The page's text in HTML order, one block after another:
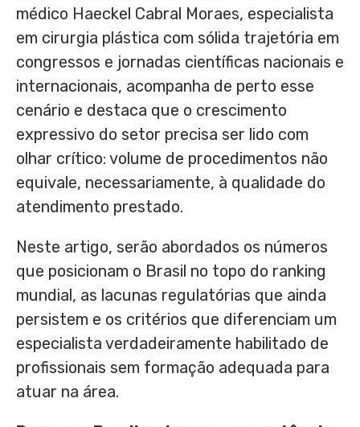
médico Haeckel Cabral Moraes, especialista
em cirurgia plástica com sólida trajetória em
congressos e jornadas científicas nacionais e
internacionais, acompanha de perto esse
cenário e destaca que o crescimento
expressivo do setor precisa ser lido com
olhar crítico: volume de procedimentos não
equivale, necessariamente, à qualidade do
atendimento prestado.
Neste artigo, serão abordados os números
que posicionam o Brasil no topo do ranking
mundial, as lacunas regulatórias que ainda
persistem e os critérios que diferenciam um
especialista verdadeiramente habilitado de
profissionais sem formação adequada para
atuar na área.